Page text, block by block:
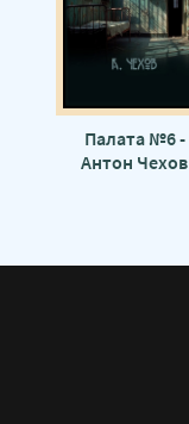
Палата №6 -
Антон Чехов